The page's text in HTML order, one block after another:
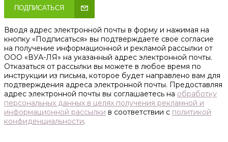
ПОДПИСАТЬСЯ
Вводя адрес электронной почты в форму и нажимая на
кнопку «Подписаться» вы подтверждаете свое согласие
на получение информационной и рекламой рассылки от
ООО «ВУА-ЛЯ» на указанный адрес электронной почты.
Отказаться от рассылки вы можете в любое время по
инструкции из письма, которое будет направлено вам для
подтверждения адреса электронной почты. Предоставляя
адрес электронной почты вы соглашаетесь на обработку
персональных данных в целях получения рекламной и
информационной рассылки в соответствии с политикой
конфиденциальности.